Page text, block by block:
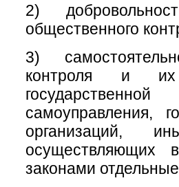
2)
общественного
3)
контроля и их
самоуправления,
организаций,
осуществляющих
законами